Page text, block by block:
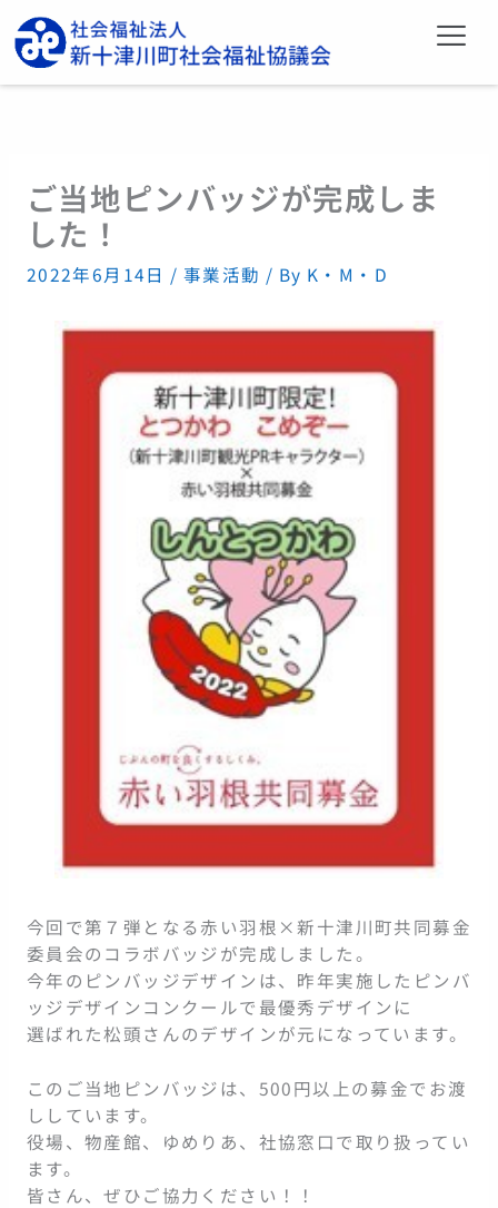
容
ス
メ
ニ
ー
ご当地ピンバッジが完成しま
した！
2022年6月14日 /事業活動 / By K・M・D
今回で第７弾となる赤い羽根×新十津川町共同募金
委員会のコラボバッジが完成しました。
今年のピンバッジデザインは、昨年実施したピンバ
ッジデザインコンクールで最優秀デザインに
選ばれた松頭さんのデザインが元になっています。
このご当地ピンバッジは、500円以上の募金でお渡
ししています。
役場、物産館、ゆめりあ、社協窓口で取り扱ってい
ます。
皆さん、ぜひご協力ください！！